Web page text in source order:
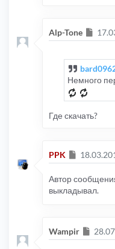
Alp-Tone
Немного
Где скачать?
PPK
Автор
выкладывал.
Wampir